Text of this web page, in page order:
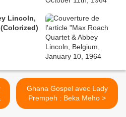
Lincoln,
Ghana Gospel avec Lady
Prempeh : Beka Meho >